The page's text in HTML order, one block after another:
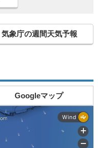
気象庁の週間天気予報
Googleマップ